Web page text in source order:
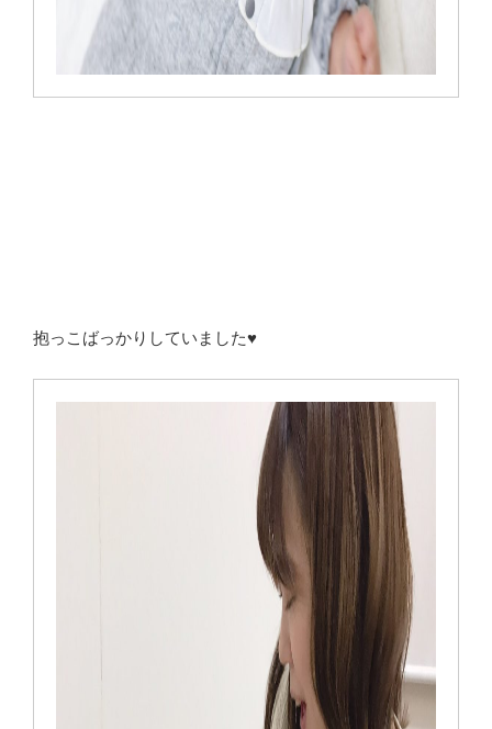
抱っこばっかりしていました♥